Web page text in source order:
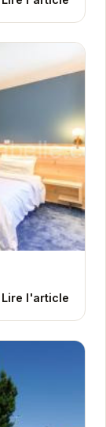
Lire l'article